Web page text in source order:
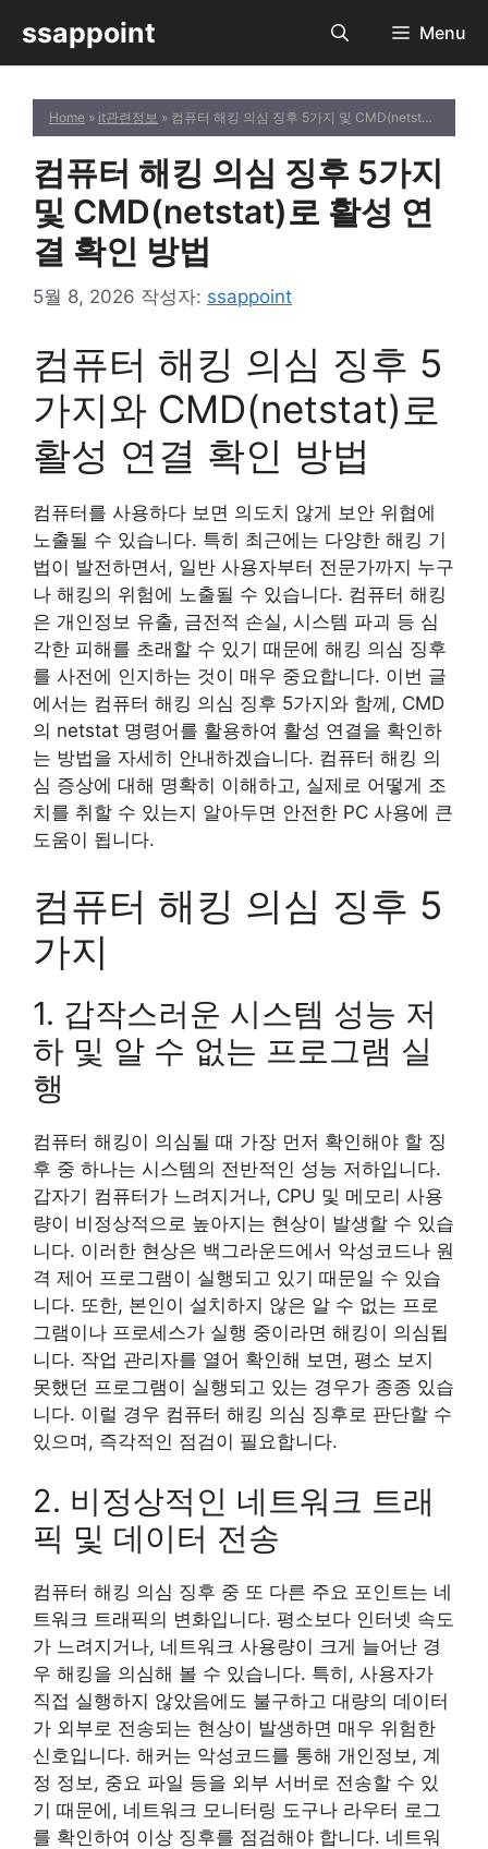
츠
ssappoint Menu
Home » it관련정보 » 컴퓨터 해킹 의심 징후 5가지 및 CMD(netstat)로 활성 연결 확인 방법
컴퓨터 해킹 의심 징후 5가지
및 CMD(netstat)로 활성 연
결 확인 방법
5월 8, 2026 작성자: ssappoint
컴퓨터 해킹 의심 징후 5
가지와 CMD(netstat)로
활성 연결 확인 방법
컴퓨터를 사용하다 보면 의도치 않게 보안 위협에
노출될 수 있습니다. 특히 최근에는 다양한 해킹 기
법이 발전하면서, 일반 사용자부터 전문가까지 누구
나 해킹의 위험에 노출될 수 있습니다. 컴퓨터 해킹
은 개인정보 유출, 금전적 손실, 시스템 파괴 등 심
각한 피해를 초래할 수 있기 때문에 해킹 의심 징후
를 사전에 인지하는 것이 매우 중요합니다. 이번 글
에서는 컴퓨터 해킹 의심 징후 5가지와 함께, CMD
의 netstat 명령어를 활용하여 활성 연결을 확인하
는 방법을 자세히 안내하겠습니다. 컴퓨터 해킹 의
심 증상에 대해 명확히 이해하고, 실제로 어떻게 조
치를 취할 수 있는지 알아두면 안전한 PC 사용에 큰
도움이 됩니다.
컴퓨터 해킹 의심 징후 5
가지
1. 갑작스러운 시스템 성능 저
하 및 알 수 없는 프로그램 실
행
컴퓨터 해킹이 의심될 때 가장 먼저 확인해야 할 징
후 중 하나는 시스템의 전반적인 성능 저하입니다.
갑자기 컴퓨터가 느려지거나, CPU 및 메모리 사용
량이 비정상적으로 높아지는 현상이 발생할 수 있습
니다. 이러한 현상은 백그라운드에서 악성코드나 원
격 제어 프로그램이 실행되고 있기 때문일 수 있습
니다. 또한, 본인이 설치하지 않은 알 수 없는 프로
그램이나 프로세스가 실행 중이라면 해킹이 의심됩
니다. 작업 관리자를 열어 확인해 보면, 평소 보지
못했던 프로그램이 실행되고 있는 경우가 종종 있습
니다. 이럴 경우 컴퓨터 해킹 의심 징후로 판단할 수
있으며, 즉각적인 점검이 필요합니다.
2. 비정상적인 네트워크 트래
픽 및 데이터 전송
컴퓨터 해킹 의심 징후 중 또 다른 주요 포인트는 네
트워크 트래픽의 변화입니다. 평소보다 인터넷 속도
가 느려지거나, 네트워크 사용량이 크게 늘어난 경
우 해킹을 의심해 볼 수 있습니다. 특히, 사용자가
직접 실행하지 않았음에도 불구하고 대량의 데이터
가 외부로 전송되는 현상이 발생하면 매우 위험한
신호입니다. 해커는 악성코드를 통해 개인정보, 계
정 정보, 중요 파일 등을 외부 서버로 전송할 수 있
기 때문에, 네트워크 모니터링 도구나 라우터 로그
를 확인하여 이상 징후를 점검해야 합니다. 네트워